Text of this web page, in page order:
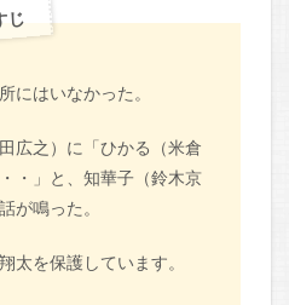
じ
にはいなかった。
広之）に「ひかる（米倉
・」と、知華子（鈴木京
が鳴った。
太を保護しています。